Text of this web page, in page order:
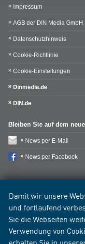
Damit wir unsere
und fortlaufend
Sie die Webseiten
Verwendung von
Impressum
AGB der DIN Media GmbH
Datenschutzhinweis
Cookie-Richtlinie
Cookie-Einstellungen
Dinmedia.de
DIN.de
Bleiben Sie auf dem
News per E-Mail
News per Facebook